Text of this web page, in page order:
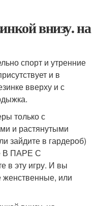
внизу. на
спорт и утренние
и в
вверху и с
только с
и растянутыми
зайдите в гардероб)
В ПАРЕ С
эту игру. И вы
женственные, или